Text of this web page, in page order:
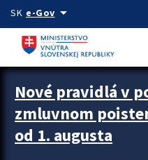
Preskocit na hlavný obsah
SK e-Govarrow_drop_down
Zastavit automatický posun
Nové pravidlá v
zmluvnom
od 1. augusta